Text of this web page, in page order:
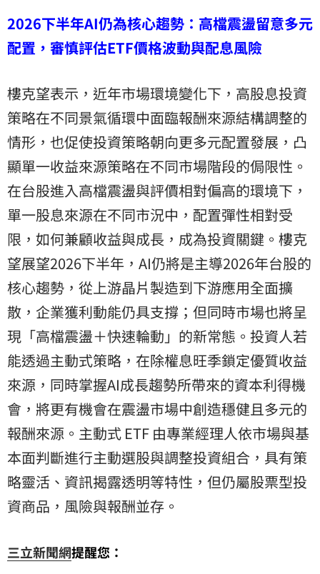
2026下半年AI仍為核心趨勢：高檔震盪留意多元
配置，審慎評估ETF價格波動與配息風險
樓克望表示，近年市場環境變化下，高股息投資
策略在不同景氣循環中面臨報酬來源結構調整的
情形，也促使投資策略朝向更多元配置發展，凸
顯單一收益來源策略在不同市場階段的侷限性。
在台股進入高檔震盪與評價相對偏高的環境下，
單一股息來源在不同市況中，配置彈性相對受
限，如何兼顧收益與成長，成為投資關鍵。樓克
望展望2026下半年，AI仍將是主導2026年台股的
核心趨勢，從上游晶片製造到下游應用全面擴
散，企業獲利動能仍具支撐；但同時市場也將呈
現「高檔震盪＋快速輪動」的新常態。投資人若
能透過主動式策略，在除權息旺季鎖定優質收益
來源，同時掌握AI成長趨勢所帶來的資本利得機
會，將更有機會在震盪市場中創造穩健且多元的
報酬來源。主動式 ETF 由專業經理人依市場與基
本面判斷進行主動選股與調整投資組合，具有策
略靈活、資訊揭露透明等特性，但仍屬股票型投
資商品，風險與報酬並存。
三立新聞網提醒您：